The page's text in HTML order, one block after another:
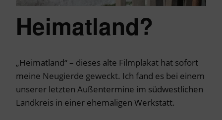
Heimatland?
„Heimatland“ – dieses alte Filmplakat hat sofort
meine Neugierde geweckt. Ich fand es bei einem
unserer letzten Außentermine im südwestlichen
Landkreis in einer ehemaligen Werkstatt.